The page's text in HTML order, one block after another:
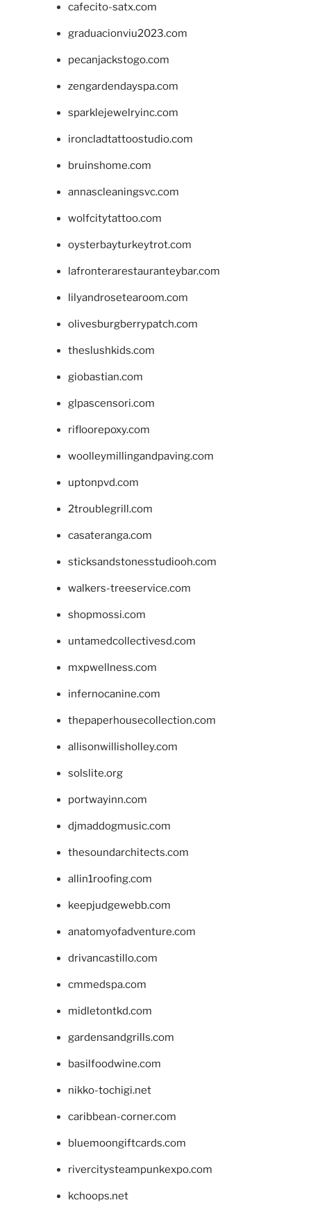
cafecito-satx.com
graduacionviu2023.com
pecanjackstogo.com
zengardendayspa.com
sparklejewelryinc.com
ironcladtattoostudio.com
bruinshome.com
annascleaningsvc.com
wolfcitytattoo.com
oysterbayturkeytrot.com
lafronterarestauranteybar.com
lilyandrosetearoom.com
olivesburgberrypatch.com
theslushkids.com
giobastian.com
glpascensori.com
rifloorepoxy.com
woolleymillingandpaving.com
uptonpvd.com
2troublegrill.com
casateranga.com
sticksandstonesstudiooh.com
walkers-treeservice.com
shopmossi.com
untamedcollectivesd.com
mxpwellness.com
infernocanine.com
thepaperhousecollection.com
allisonwillisholley.com
solslite.org
portwayinn.com
djmaddogmusic.com
thesoundarchitects.com
allin1roofing.com
keepjudgewebb.com
anatomyofadventure.com
drivancastillo.com
cmmedspa.com
midletontkd.com
gardensandgrills.com
basilfoodwine.com
nikko-tochigi.net
caribbean-corner.com
bluemoongiftcards.com
rivercitysteampunkexpo.com
kchoops.net